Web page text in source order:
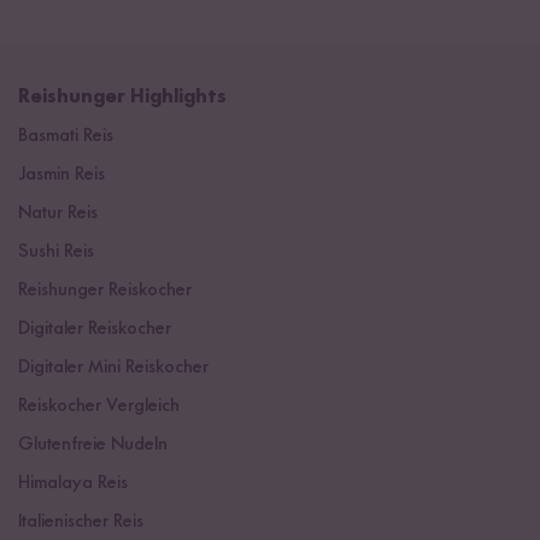
Reishunger Highlights
Basmati Reis
Jasmin Reis
Natur Reis
Sushi Reis
Reishunger Reiskocher
Digitaler Reiskocher
Digitaler Mini Reiskocher
Reiskocher Vergleich
Glutenfreie Nudeln
Himalaya Reis
Italienischer Reis